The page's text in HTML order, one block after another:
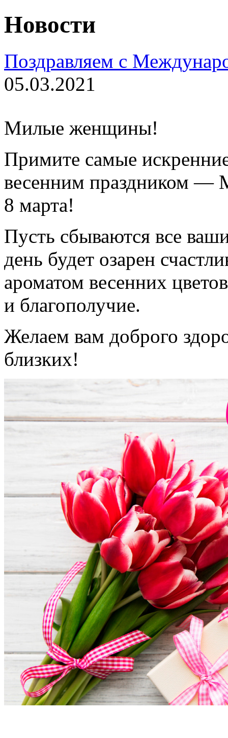
Новости
Поздравляем с
05.03.2021
Милые женщины!
Примите самые
весенним праздником —
8 марта!
Пусть сбываются все
день будет озарен
ароматом весенних
и благополучие.
Желаем вам доброго
близких!